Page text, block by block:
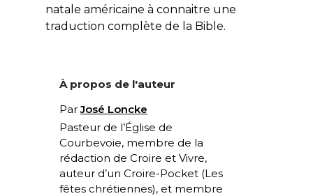
natale américaine à connaitre une
traduction complète de la Bible.
À propos de l'auteur
ParJosé Loncke
Pasteur de l’Église de
Courbevoie, membre de la
rédaction de Croire et Vivre,
auteur d’un Croire-Pocket (Les
fêtes chrétiennes), et membre